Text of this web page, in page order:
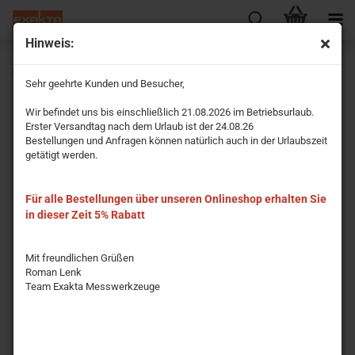
Hinweis:
Sehr geehrte Kunden und Besucher,
Wir befindet uns bis einschließlich 21.08.2026 im Betriebsurlaub.
Erster Versandtag nach dem Urlaub ist der 24.08.26
Bestellungen und Anfragen können natürlich auch in der Urlaubszeit
getätigt werden.
Für alle Bestellungen über unseren Onlineshop erhalten Sie
in dieser Zeit 5% Rabatt
Mit freundlichen Grüßen
Roman Lenk
Team Exakta Messwerkzeuge